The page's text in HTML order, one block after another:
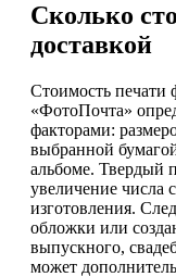
Сколько
доставкой
Стоимость печати
«ФотоПочта»
факторами:
выбранной
альбоме. Твердый
увеличение числа
изготовления.
обложки или
выпускного,
может